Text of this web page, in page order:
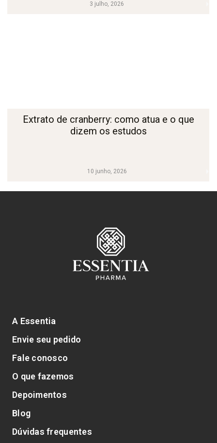
3 julho, 2026
10 junho, 2026
Extrato de cranberry: como atua e o que
dizem os estudos
A Essentia
Envie seu pedido
Fale conosco
O que fazemos
Depoimentos
Blog
Dúvidas frequentes